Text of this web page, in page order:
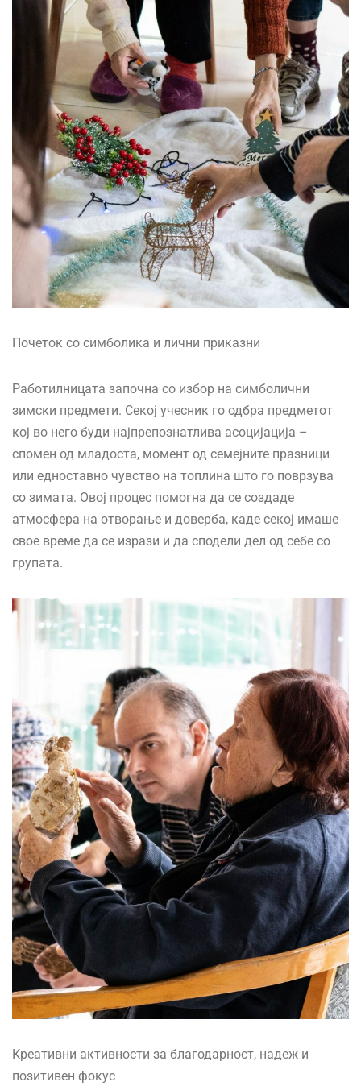
Почеток со симболика и лични приказни
Работилницата започна со избор на симболични
зимски предмети. Секој учесник го одбра предметот
кој во него буди најпрепознатлива асоцијација –
спомен од младоста, момент од семејните празници
или едноставно чувство на топлина што го поврзува
со зимата. Овој процес помогна да се создаде
атмосфера на отворање и доверба, каде секој имаше
свое време да се изрази и да сподели дел од себе со
групата.
Креативни активности за благодарност, надеж и
позитивен фокус